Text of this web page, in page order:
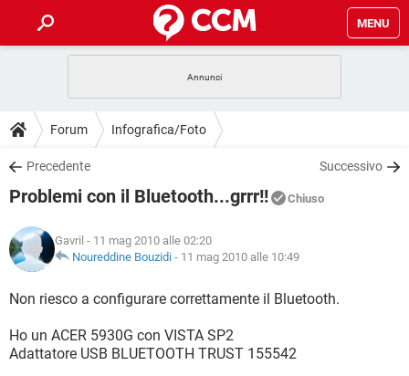
MENU
INTRATTENIMENTO ANDROID
iOS
INSTAGRAM WHATSAPP
TIKTOK
HARDWARE
GUIDE
COVID-19
INSTAGRAM
TIKTOK
HARDWARE
DOWNLOAD
COVID-19 GAMING
INTRATTENIMENTO
iOS WINDOWS 10
INSTAGRAM WHATSAPP
HARDWARE
COVID-19
INTRATTENIMENTO
iOS WINDOWS 10
INSTAGRAM WHATSAPP
GLOSSARIO
COVID-19
iOS WINDOWS 10
Forum Infografica/Foto
Precedente Successivo
Problemi con il Bluetooth...grrr!! Chiuso
Gavril - 11 mag 2010 alle 02:20
Noureddine Bouzidi - 11 mag 2010 alle 10:49
Non riesco a configurare correttamente il Bluetooth.
Ho un ACER 5930G con VISTA SP2
Adattatore USB BLUETOOTH TRUST 155542